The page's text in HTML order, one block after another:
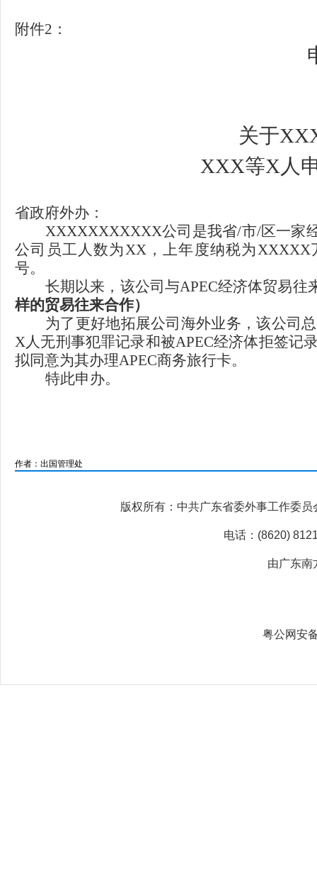
附件2 ：
关于
XXX等X人
省政府外办：
XXXXXXXXXXX公司是我省/市/区一家
公司 员工人数为XX，上年度纳税为XXXXX
号。
长期以来，该公司与APEC经济体贸易往
样的贸易往来合作）
为了更好地拓展公司海外业务，该公司
X人无刑事犯罪记录和被APEC经济体拒签记
拟同意为其办理APEC商务旅行卡。
特此申办。
作者：出国管理处
版权所有：中共广东省委外事工作委
电话：(8620)
由广东
粤公网安